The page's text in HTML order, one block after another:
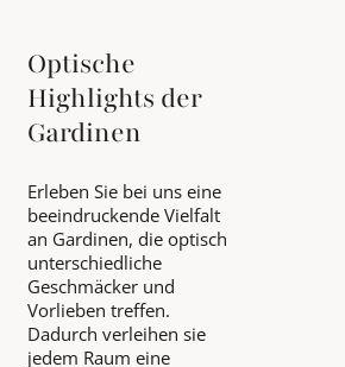
Optische
Highlights der
Gardinen
Erleben Sie bei uns eine
beeindruckende Vielfalt
an Gardinen, die optisch
unterschiedliche
Geschmäcker und
Vorlieben treffen.
Dadurch verleihen sie
jedem Raum eine